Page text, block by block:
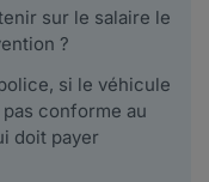
sur le salaire le
?
si le véhicule
conforme au
doit payer